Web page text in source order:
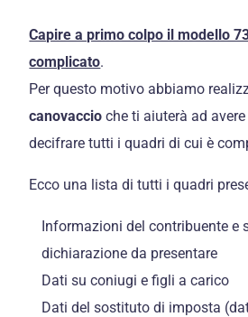
Capire a primo colpo il modello
complicato.
Per questo motivo abbiamo
canovaccioche ti aiuterà ad
decifrare tutti i quadri di cui è
Ecco una lista di tutti i quadri
Informazioni del contribuente e
dichiarazione da presentare
Dati su coniugi e figli a carico
Dati del sostituto di imposta